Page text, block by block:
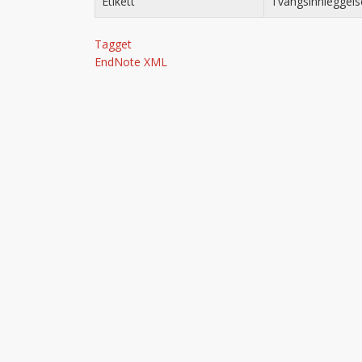
Tagget
EndNote XML